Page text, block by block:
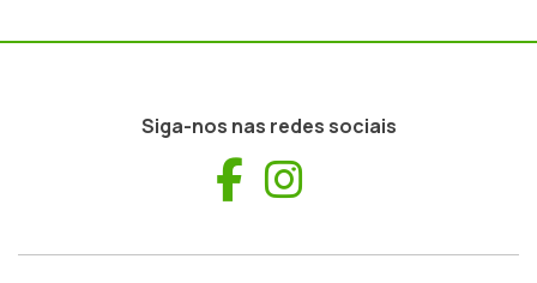
Siga-nos nas redes sociais
Facebook